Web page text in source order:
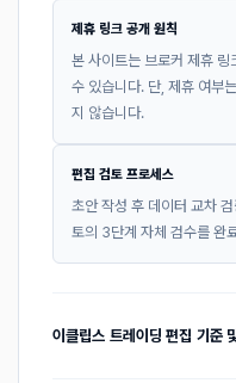
제휴 링크 공개 원칙
본 사이트는 브로커 제휴
수 있습니다. 단, 제휴 여부
지 않습니다.
편집 검토 프로세스
초안 작성 후 데이터 교차
토의 3단계 자체 검수를 완
이클립스 트레이딩 편집 기준